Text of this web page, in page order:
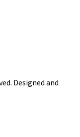
Designed and